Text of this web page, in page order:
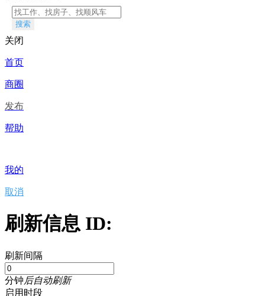
搜索
关闭
首页
商圈
发布
帮助
我的
取消
刷新信息 ID:
刷新间隔
分钟后自动刷新
启用时段